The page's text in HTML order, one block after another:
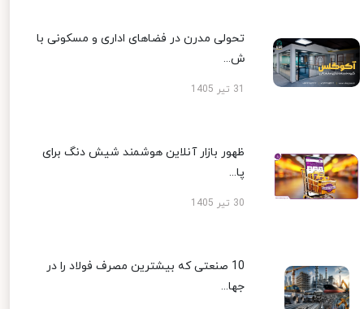
تحولی مدرن در فضاهای اداری و مسکونی با
ش...
ظهور بازار آنلاین هوشمند شیش دنگ برای
پا...
30 تیر 1405
10 صنعتی که بیشترین مصرف فولاد را در
جها...